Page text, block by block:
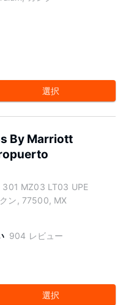
選択
By Marriott
MZ03 LT03 UPE
ン, 77500, MX
904 レビュー
選択